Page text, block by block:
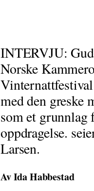
INTERVJU:
Norske
med den greske
som et grunnlag
oppdragelse.
Larsen.
Av Ida Habbestad